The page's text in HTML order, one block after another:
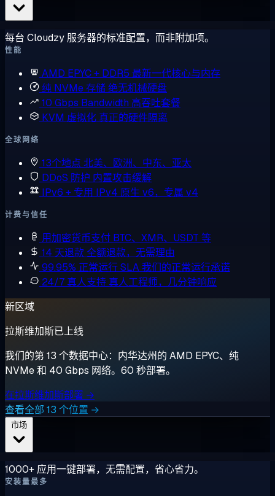
每台 Cloudzy 服务器的标准配置，而非附加项。
性能
AMD EPYC + DDR5 最新一代核心与内存
纯 NVMe 存储绝无机械硬盘
10 Gbps Bandwidth 高吞吐套餐
KVM 虚拟化 真正的硬件隔离
全球网络
13个地点 北美、欧洲、中东、亚太
DDoS 防护 内置攻击缓解
IPv6 + 专用 IPv4 原生 v6，专属 v4
计费与信任
用加密货币支付 BTC、XMR、USDT 等
14 天退款全额退款，无需理由
99.95% 正常运行 SLA我们的正常运行承诺
24/7 真人支持 真人工程师，几分钟响应
新区域
拉斯维加斯已上线
我们的第 13 个数据中心：内华达州的 AMD EPYC、纯
NVMe 和 40 Gbps 网络。60 秒部署。
在拉斯维加斯部署 →
查看全部 13 个位置 →
1000+ 应用一键部署，无需配置，省心省力。
安装量最多